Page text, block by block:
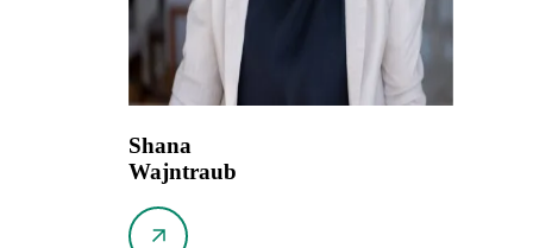
Shana
Wajntraub